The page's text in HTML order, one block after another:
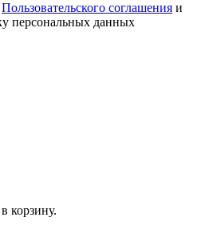
Пользовательского соглашения и
персональных данных
корзину.